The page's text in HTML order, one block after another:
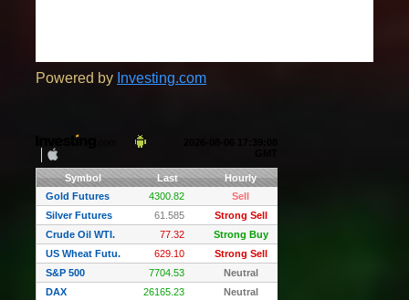
Powered by Investing.com